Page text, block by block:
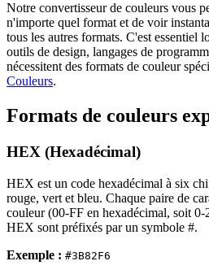
Notre convertisseur de couleurs vous
n'importe quel format et de voir
tous les autres formats. C'est essentiel
outils de design, langages de
nécessitent des formats de couleur
Couleurs.
Formats de couleurs
HEX (Hexadécimal)
HEX est un code hexadécimal à six
rouge, vert et bleu. Chaque paire de
couleur (00-FF en hexadécimal, soit
HEX sont préfixés par un symbole #.
Exemple : #3B82F6